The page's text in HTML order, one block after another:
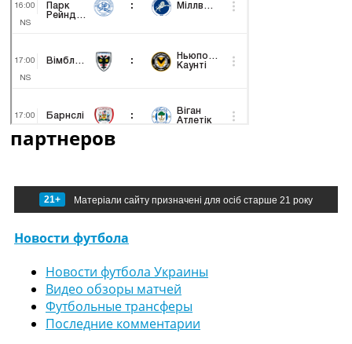
партнеров
21+ Матеріали сайту призначені для осіб старше 21 року
Новости футбола
Новости футбола Украины
Видео обзоры матчей
Футбольные трансферы
Последние комментарии